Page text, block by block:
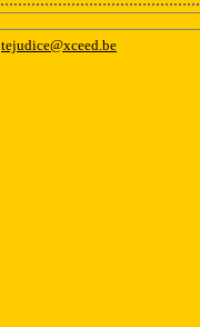
tejudice@xceed.be